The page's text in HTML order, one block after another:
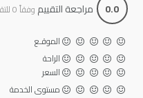
0.0 مراجعة التقييم وفقاً 0 للتقييمات
الموقـع
الراحة
السعر
مستوى الخدمة